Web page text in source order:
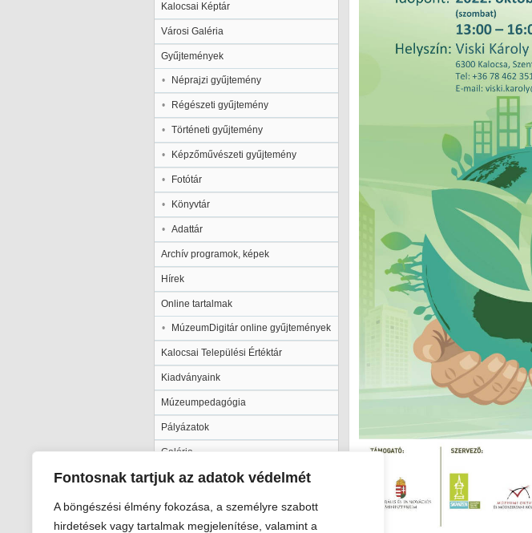
Fontosnak tartjuk az adatok védelmét
A böngészési élmény fokozása, a személyre szabott
hirdetések vagy tartalmak megjelenítése, valamint a
Kalocsai Képtár
Városi Galéria
Gyűjtemények
Néprajzi gyűjtemény
Régészeti gyűjtemény
Történeti gyűjtemény
Képzőművészeti gyűjtemény
Fotótár
Könyvtár
Adattár
Archív programok, képek
Hírek
Online tartalmak
MúzeumDigitár online gyűjtemények
Kalocsai Települési Értéktár
Kiadványaink
Múzeumpedagógia
Pályázatok
Galéria